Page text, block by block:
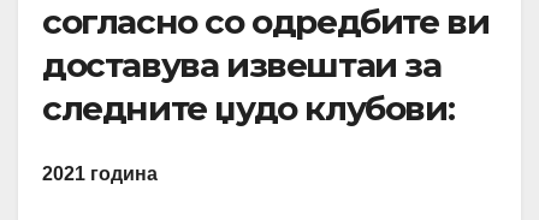
согласно со одредбите ви
доставува извештаи за
следните џудо клубови:
2021 година